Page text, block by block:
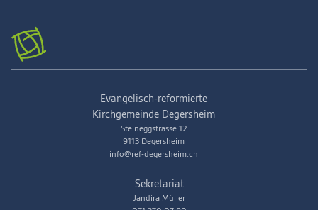
Evangelisch-reformierte
Kirchgemeinde Degersheim
Steineggstrasse 12
9113 Degersheim
info@ref-degersheim.ch
Sekretariat
Jandira Müller